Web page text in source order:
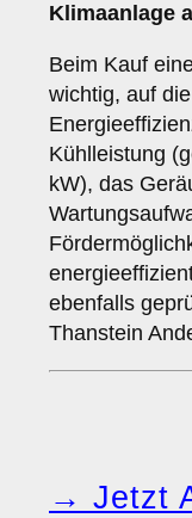
Klimaanlage
Beim Kauf
wichtig, auf die
Kühlleistung
kW), das
ebenfalls
Thanstein
→ Jetzt